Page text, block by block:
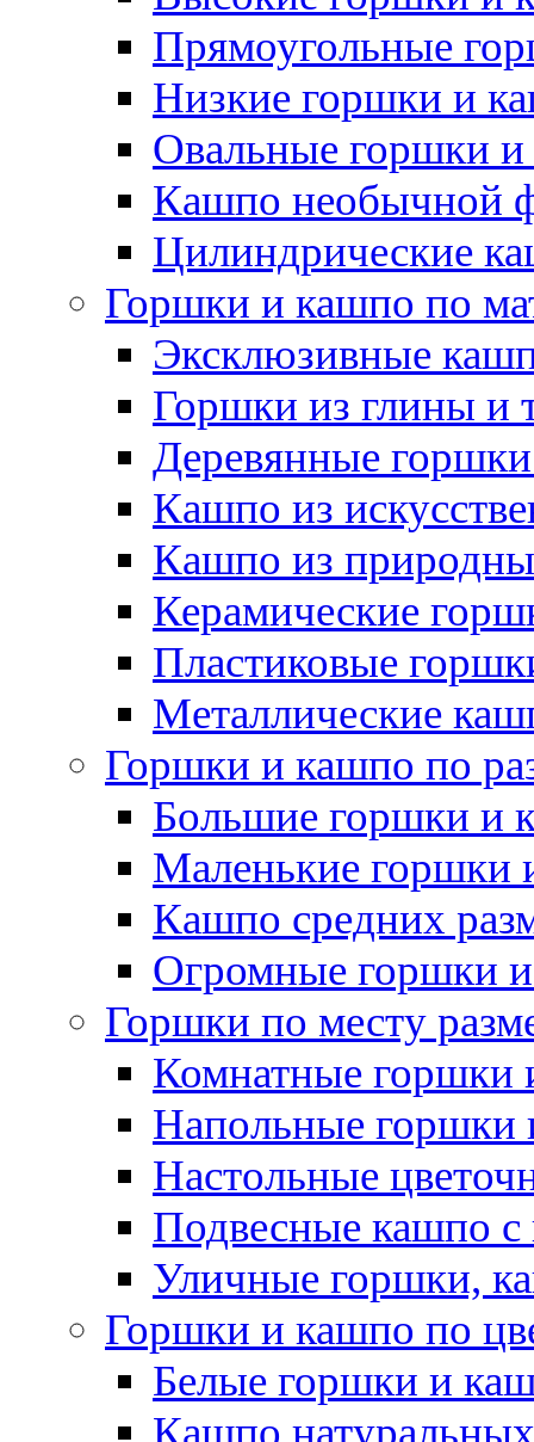
Прямоугольные
Низкие горшки и
Овальные горшки
Кашпо необычной
Цилиндрические
Горшки и кашпо по
Эксклюзивные
Горшки из глины и
Деревянные
Кашпо из
Кашпо из
Керамические
Пластиковые
Металлические
Горшки и кашпо по
Большие горшки и
Маленькие горшки
Кашпо средних
Огромные горшки
Горшки по месту
Комнатные горшки
Напольные горшки
Настольные
Подвесные кашпо с
Уличные горшки,
Горшки и кашпо по
Белые горшки и
Кашпо